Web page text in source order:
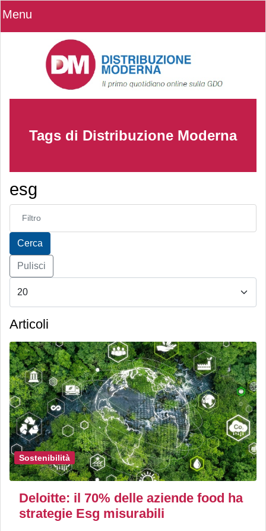
Menu
Tags di Distribuzione Moderna
esg
Inserisci parte del titolo
Cerca
Pulisci
Articoli
Sostenibilità
Deloitte: il 70% delle aziende food ha
strategie Esg misurabili